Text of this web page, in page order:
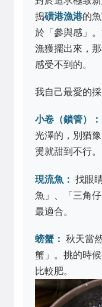
搗磺港漁港的
於「參與感」
漁獲擺出來，
感受不到的。
我自己最愛的
小卷（鎖管）：
光澤的，別猶
燙就甜到不行。
現流魚： 找眼
魚」、「三角
最適合。
螃蟹： 秋天當
蟹」。挑的時
比較肥。